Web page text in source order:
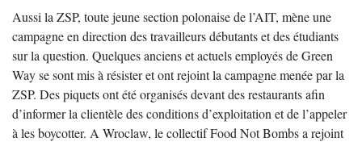
Aussi la ZSP, toute jeune section polonaise de l’AIT, mène une
campagne en direction des travailleurs débutants et des étudiants
sur la question. Quelques anciens et actuels employés de Green
Way se sont mis à résister et ont rejoint la campagne menée par la
ZSP. Des piquets ont été organisés devant des restaurants afin
d’informer la clientèle des conditions d’exploitation et de l’appeler
à les boycotter. A Wroclaw, le collectif Food Not Bombs a rejoint